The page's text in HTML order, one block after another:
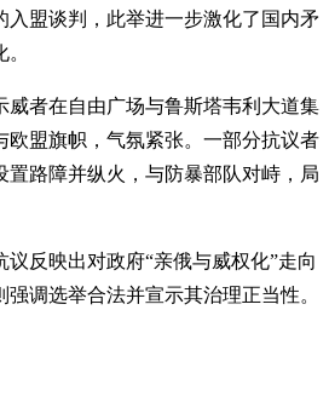
入盟谈判，此举进一步激化了国内矛
威者在自由广场与鲁斯塔韦利大道集
欧盟旗帜，气氛紧张。一部分抗议者
置路障并纵火，与防暴部队对峙，局
议反映出对政府“亲俄与威权化”走向
调选举合法并宣示其治理正当性。